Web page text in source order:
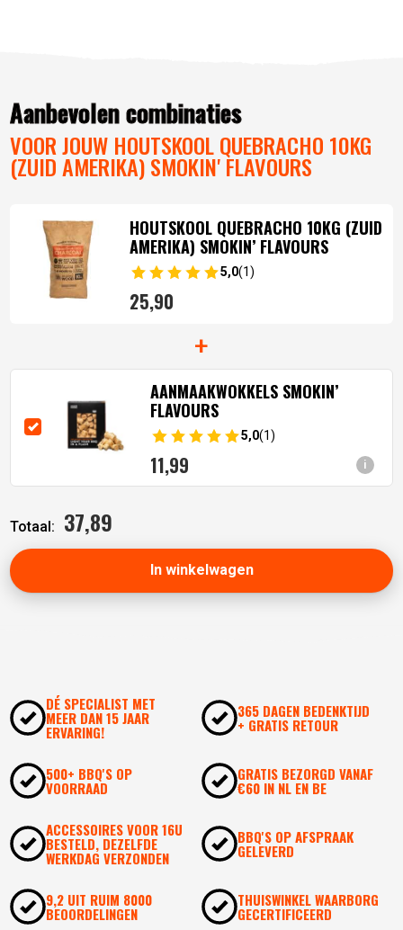
Aanbevolen combinaties
VOOR JOUW HOUTSKOOL QUEBRACHO 10KG
(ZUID AMERIKA) SMOKIN' FLAVOURS
HOUTSKOOL QUEBRACHO 10KG (ZUID
AMERIKA) SMOKIN’ FLAVOURS
5,0(1)
25,90
+
i
AANMAAKWOKKELS SMOKIN’
FLAVOURS
5,0(1)
11,99
Totaal: 37,89
In winkelwagen
DÉ SPECIALIST MET
MEER DAN 15 JAAR
ERVARING!
365 DAGEN BEDENKTIJD
+ GRATIS RETOUR
500+ BBQ'S OP
VOORRAAD
GRATIS BEZORGD VANAF
€60 IN NL EN BE
ACCESSOIRES VOOR 16U
BESTELD, DEZELFDE
WERKDAG VERZONDEN
BBQ'S OP AFSPRAAK
GELEVERD
9,2 UIT RUIM 8000
BEOORDELINGEN
THUISWINKEL WAARBORG
GECERTIFICEERD